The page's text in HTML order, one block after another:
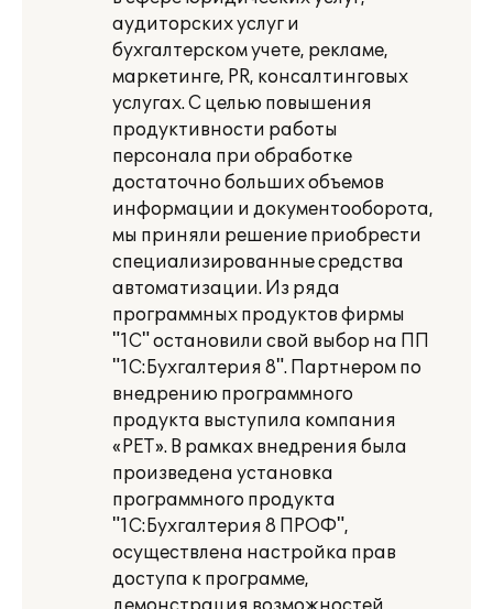
аудиторских услуг и
бухгалтерском учете, рекламе,
маркетинге, PR, консалтинговых
услугах. С целью повышения
продуктивности работы
персонала при обработке
достаточно больших объемов
информации и документооборота,
мы приняли решение приобрести
специализированные средства
автоматизации. Из ряда
программных продуктов фирмы
"1С" остановили свой выбор на ПП
"1С:Бухгалтерия 8". Партнером по
внедрению программного
продукта выступила компания
«РЕТ». В рамках внедрения была
произведена установка
программного продукта
"1С:Бухгалтерия 8 ПРОФ",
осуществлена настройка прав
доступа к программе,